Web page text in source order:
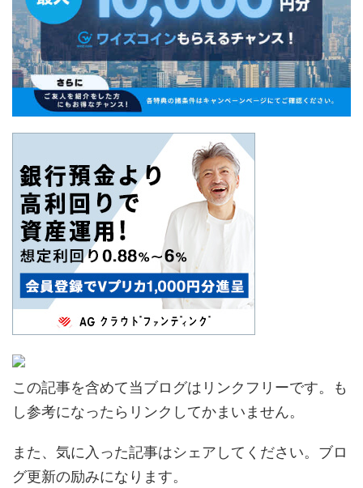
この記事を含めて当ブログはリンクフリーです。も
し参考になったらリンクしてかまいません。
また、気に入った記事はシェアしてください。ブロ
グ更新の励みになります。